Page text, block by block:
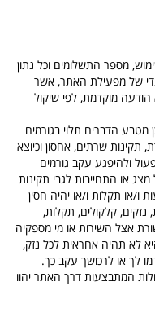
מספר התשלומים וכל נתון
של מפעילת האתר, אשר
מוקדמת, לפי שיקול
הדברים תלוי בגורמים
תקינות שרתים, אחסון וכיוצא
ולהיפגע עקב גורמים
או התחייבות לגבי תקינות
ו/או תקלות ו/או יהיה חסין
קלקולים, תקלות,
אצל השירות או מי מספקיה
לא תהיה אחראית לכל נזק,
לך או לרכושך עקב כך.
המתבצעות דרך האתר יהוו